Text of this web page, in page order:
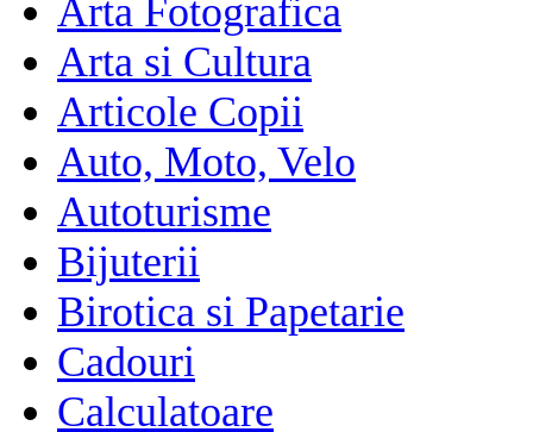
Arta Fotografica
Arta si Cultura
Articole Copii
Auto, Moto, Velo
Autoturisme
Bijuterii
Birotica si Papetarie
Cadouri
Calculatoare